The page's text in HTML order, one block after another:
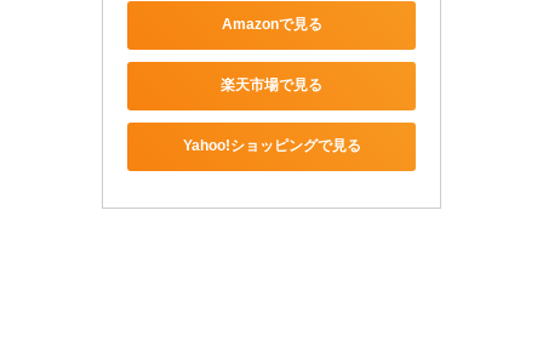
Amazonで見る
楽天市場で見る
Yahoo!ショッピングで見る